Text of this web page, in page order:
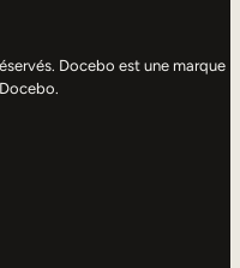
Docebo est une marque